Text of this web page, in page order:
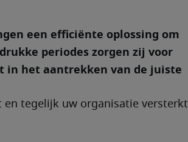
een efficiënte oplossing om
periodes zorgen zij voor
het aantrekken van de juiste
tegelijk uw organisatie versterkt